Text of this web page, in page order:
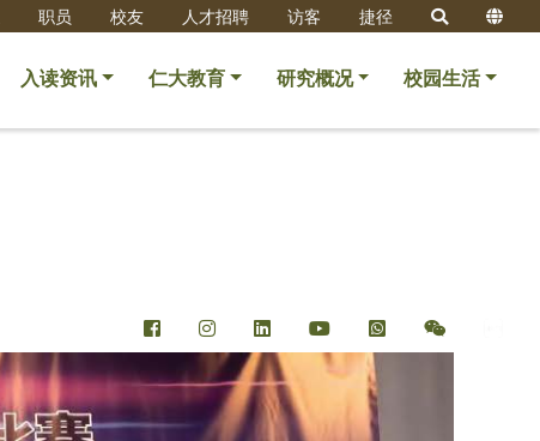
职员 校友 人才招聘 访客 捷径
入读资讯 仁大教育 研究概况 校园生活